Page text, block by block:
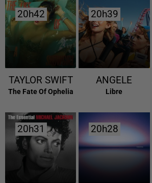
20h42
20h42
TAYLOR SWIFT
The Fate Of Ophelia
20h39
20h39
ANGELE
Libre
20h31
20h31 20h28
20h28